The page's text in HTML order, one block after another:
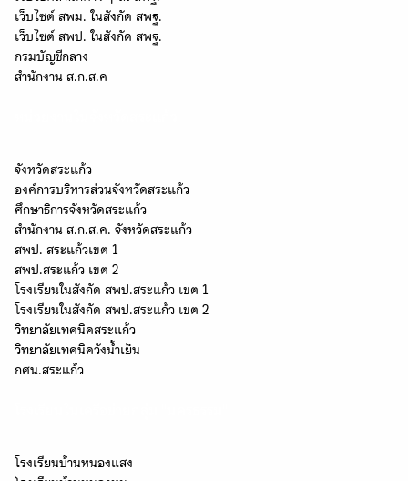
Search
for:
เว็บไซต์ สพม. ในสังกัด สพฐ.
เว็บไซต์ สพป. ในสังกัด สพฐ.
กรมบัญชีกลาง
สำนักงาน ส.ก.ส.ค
จังหวัดสระแก้ว
องค์การบริหารส่วนจังหวัดสระแก้ว
ศึกษาธิการจังหวัดสระแก้ว
สำนักงาน ส.ก.ส.ค. จังหวัดสระแก้ว
สพป. สระแก้วเขต 1
สพป.สระแก้ว เขต 2
โรงเรียนในสังกัด สพป.สระแก้ว เขต 1
โรงเรียนในสังกัด สพป.สระแก้ว เขต 2
วิทยาลัยเทคนิคสระแก้ว
วิทยาลัยเทคนิควังน้ำเย็น
กศน.สระแก้ว
โรงเรียนบ้านหนองแสง